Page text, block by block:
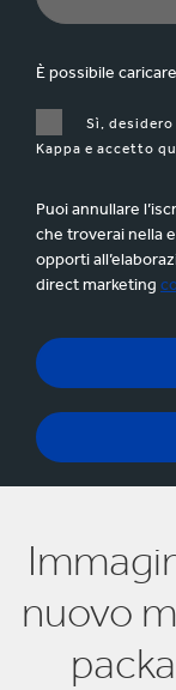
È possibile
Sì,
Kappa e accetto
Puoi annullare
che troverai nella
opporti
direct marketing
nuovo